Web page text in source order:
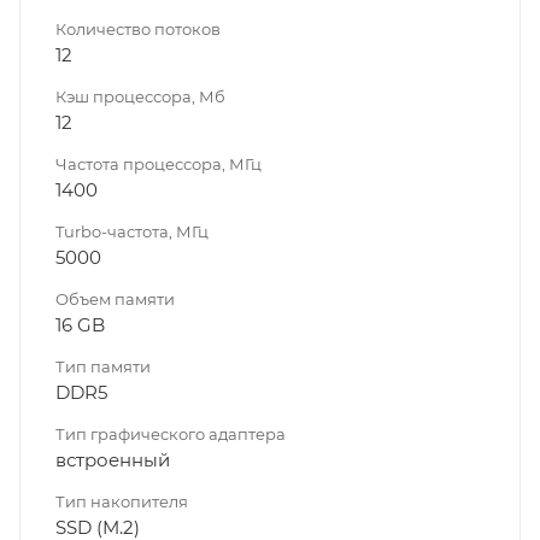
Количество потоков
12
Кэш процессора, Мб
12
Частота процессора, МГц
1400
Turbo-частота, МГц
5000
Объем памяти
16 GB
Тип памяти
DDR5
Тип графического адаптера
встроенный
Тип накопителя
SSD (M.2)